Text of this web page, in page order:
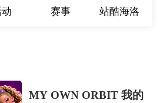
赛事 站酷海洛
MY OWN ORBIT 我的